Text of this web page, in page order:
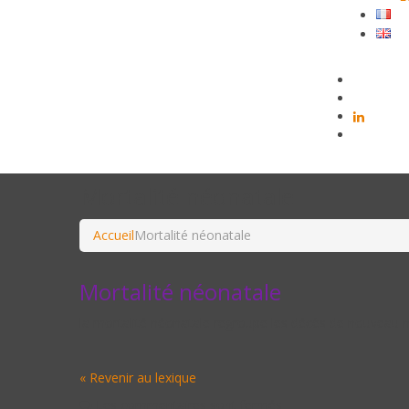
AccueilMortalité néonatale
Mortalité néonatale
« Revenir au lexique